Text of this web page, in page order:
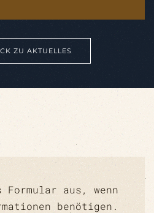
ZU AKTUELLES
aus, wenn
benötigen.